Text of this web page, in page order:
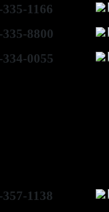
335-1166
335-8800
334-0055
357-1138